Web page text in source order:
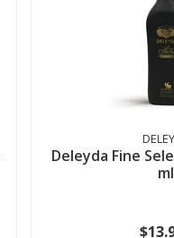
Deleyda Fine
ml